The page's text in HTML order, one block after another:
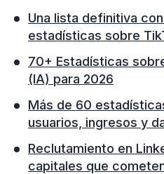
Una lista definitiva
estadísticas sobre
70+ Estadísticas
(IA) para 2026
Más de 60
usuarios, ingresos y
Reclutamiento en
capitales que